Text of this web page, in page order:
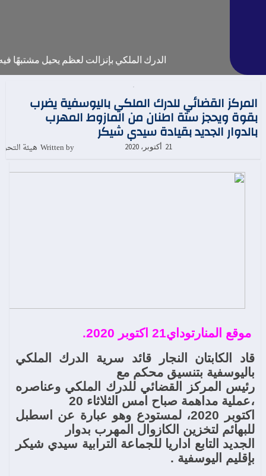
الدرك الملكي بإنزالت لعظم يحيل مشتبهًا
المركز القضائي للدرك الملكي باليوسفية يضرب
بقوة ويحجز ستة اطنان من المازوط المهرب
بالدوار الجديد بقيادة سيدي شيكر
21 أكتوبر، 2020 Written by هيئة التحرير
موقع المنارتوداي21 اكتوبر 2020.
قاد الكابتان النجار قائد سرية الدرك الملكي
باليوسفية بتنسيق محكم مع
رئيس المركز القضائي للدرك الملكي وعناصره
،عملية مداهمة صباح امس الثلاثاء 20
اكتوبر 2020، لمستودع وهو عبارة عن اسطبل
للبهائم لتخزين الكازوال المهرب بدوار
الجديد التابع اداريا للجماعة الترابية سيدي شيكر
بإقليم اليوسفية .